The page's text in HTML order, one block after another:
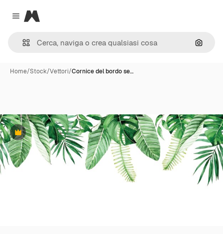
Close menu
Magnific
Cerca
Home/Stock/Vettori/Cornice del bordo se…
Premium